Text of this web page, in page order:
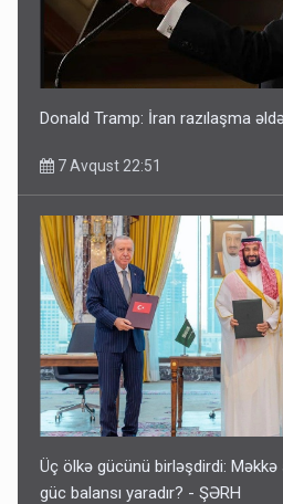
Donald Tramp: İran razılaşma
7 Avqust 22:51
Üç ölkə gücünü birləşdirdi:
güc balansı yaradır? - ŞƏRH